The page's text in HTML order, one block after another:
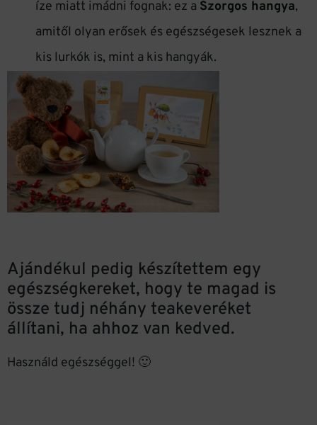
íze miatt imádni fognak: ez a Szorgos hangya,
amitől olyan erősek és egészségesek lesznek a
kis lurkók is, mint a kis hangyák.
Ajándékul pedig készítettem egy
egészségkereket, hogy te magad is
össze tudj néhány teakeveréket
állítani, ha ahhoz van kedved.
Használd egészséggel! 🙂